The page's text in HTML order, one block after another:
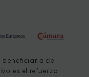
beneficiaria de
es el refuerzo